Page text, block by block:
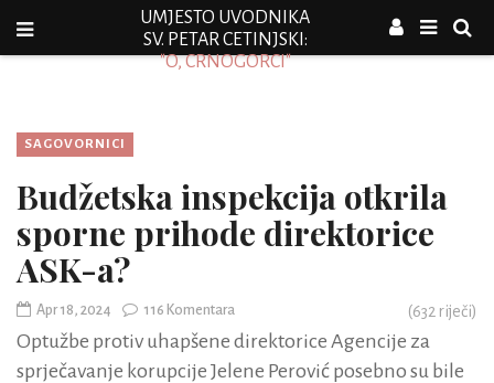
UMJESTO UVODNIKA
SV. PETAR CETINJSKI:
"O, CRNOGORCI"
SAGOVORNICI
Budžetska inspekcija otkrila
sporne prihode direktorice
ASK-a?
Apr 18, 2024 116 Komentara (632 riječi)
Optužbe protiv uhapšene direktorice Agencije za
sprječavanje korupcije Jelene Perović posebno su bile